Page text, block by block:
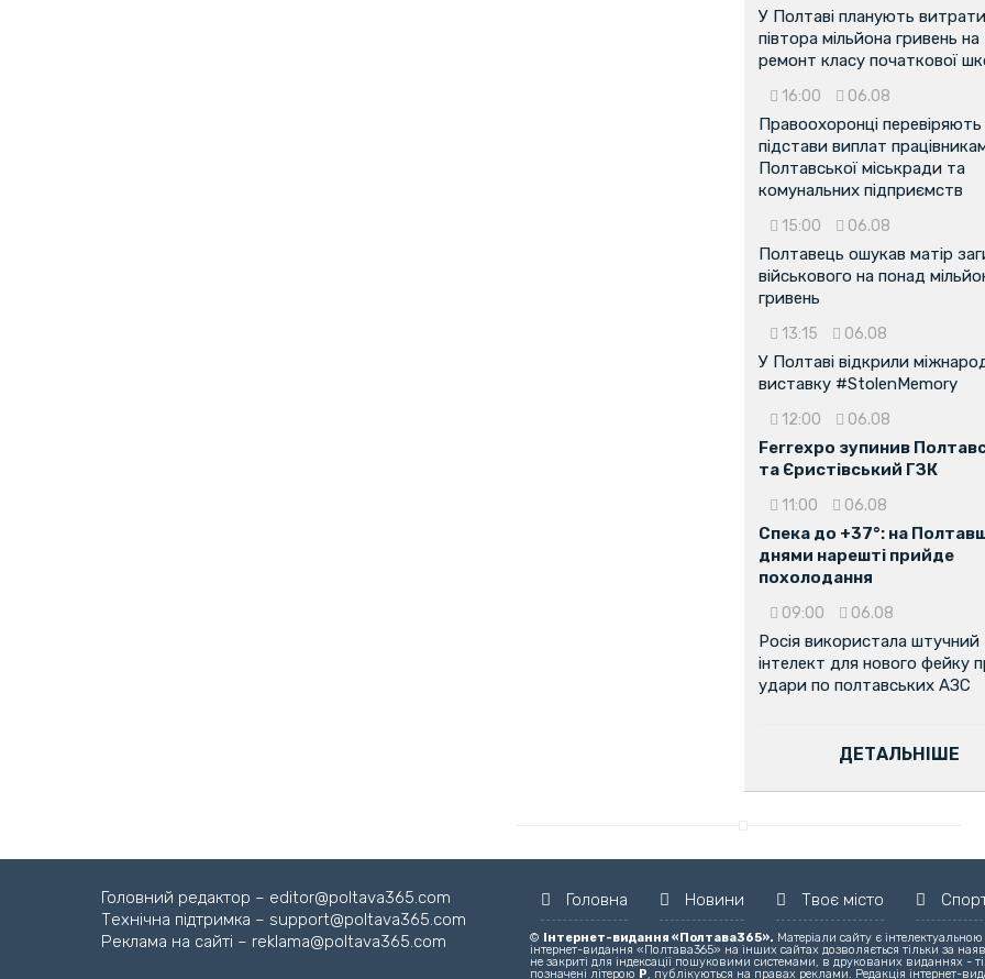
У Полтаві планують
півтора мільйона гривень на
ремонт класу початкової
16:00 06.08
Правоохоронці перевіряють
підстави виплат
Полтавської міськради та
комунальних підприємств
15:00 06.08
Полтавець ошукав матір
військового на понад
гривень
13:15 06.08
У Полтаві відкрили
виставку #StolenMemory
12:00 06.08
Ferrexpo зупинив
та Єристівський ГЗК
11:00 06.08
Спека до +37°: на
днями нарешті прийде
похолодання
09:00 06.08
Росія використала штучний
інтелект для нового фейку
удари по полтавських АЗС
ДЕТАЛЬНІШЕ
Головний редактор – editor@poltava365.com
Технічна підтримка – support@poltava365.com
Реклама на сайті – reklama@poltava365.com
Головна Новини Твоє місто
© Інтернет-видання «Полтава365». Матеріали сайту є
інтернет-видання «Полтава365» на інших сайтах дозволяється тільки за
не закриті для індексації пошуковими системами, в друкованих виданнях -
позначені літерою Р, публікуються на правах реклами. Редакція інтернет-